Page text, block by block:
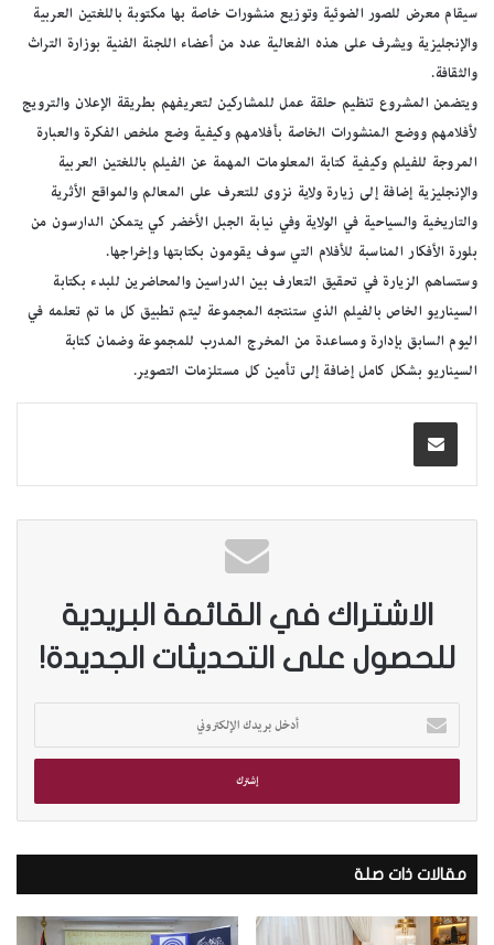
سيقام معرض للصور الضوئية وتوزيع منشورات خاصة بها مكتوبة باللغتين العربية
والإنجليزية ويشرف على هذه الفعالية عدد من أعضاء اللجنة الفنية بوزارة التراث
والثقافة.
ويتضمن المشروع تنظيم حلقة عمل للمشاركين لتعريفهم بطريقة الإعلان والترويج
لأفلامهم ووضع المنشورات الخاصة بأفلامهم وكيفية وضع ملخص الفكرة والعبارة
المروجة للفيلم وكيفية كتابة المعلومات المهمة عن الفيلم باللغتين العربية
والإنجليزية إضافة إلى زيارة ولاية نزوى للتعرف على المعالم والمواقع الأثرية
والتاريخية والسياحية في الولاية وفي نيابة الجبل الأخضر كي يتمكن الدارسون من
بلورة الأفكار المناسبة للأفلام التي سوف يقومون بكتابتها وإخراجها.
وستساهم الزيارة في تحقيق التعارف بين الدراسين والمحاضرين للبدء بكتابة
السيناريو الخاص بالفيلم الذي ستنتجه المجموعة ليتم تطبيق كل ما تم تعلمه في
اليوم السابق بإدارة ومساعدة من المخرج المدرب للمجموعة وضمان كتابة
السيناريو بشكل كامل إضافة إلى تأمين كل مستلزمات التصوير.
الاشتراك في القائمة البريدية
للحصول على التحديثات الجديدة!
خ
ب
ي
د
ك
ا
مقالات ذات صلة